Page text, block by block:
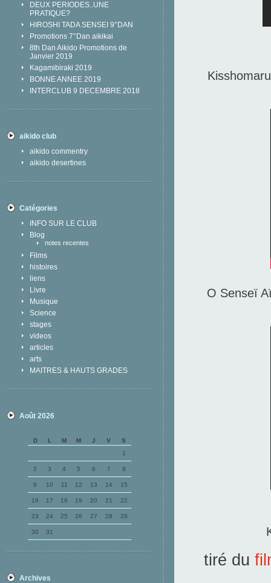
DEUX PERIODES..UNE
PRATIQUE?
HIROSHI TADA SENSEI 9°DAN
Promotions 7°Dan aikikai
8th Dan Aikido Promotions de
Janvier 2019
Kagamibiraki 2019
BONNE ANNEE 2019
INTERCLUB 9 DECEMBRE 2018
aikido club
aikido commentry
aikido desertines
Catégories
INFO SUR LE CLUB
Blog
notes recentes
Films
histoires
liens
Livre
Musique
Science
stages
videos
articles
arts
MAITRES & HAUTS GRADES
Août 2026
D L M M J V
S
1
2 3 4 5 6 7 8
9 10 11 12 13 14 15
16 17 18 19 20 21 22
23 24 25 26 27 28 29
30 31
Archives
O Senseï
tiré du